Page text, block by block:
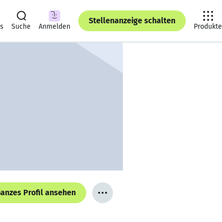
Suche Anmelden
Stellenanzeige schalten
Produkte
Profil ansehen